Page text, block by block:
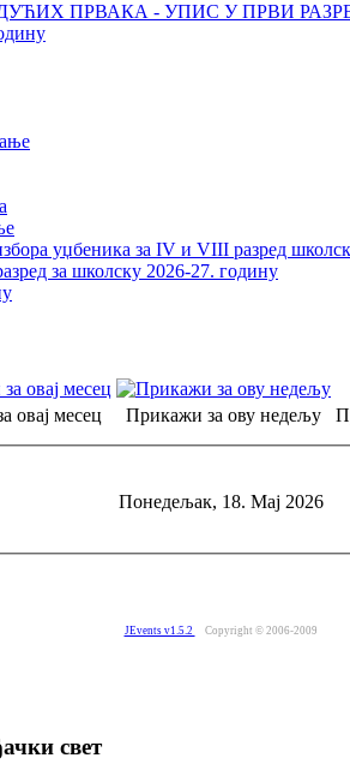
ПРВАКА - УПИС У ПРВИ
уџбеника за IV и VIII разред
за школску 2026-27. годину
овај месец Прикажи за ову недељу
Понедељак, 18. Мај 2026
JEvents v1.5.2 Copyright © 2006-2009
свет